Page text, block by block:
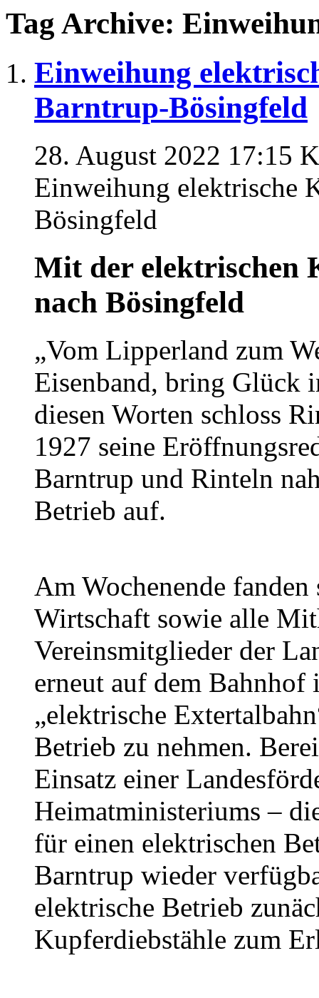
Tag Archive:
Einweihung
Barntrup-Bösingfeld
28. August 2022 17:15
Einweihung elektrische
Bösingfeld
Mit der elektrischen
nach Bösingfeld
„Vom Lipperland zum
Eisenband, bring Glück
diesen Worten schloss
1927 seine
Barntrup und Rinteln
Betrieb auf.
Am Wochenende
Wirtschaft sowie alle
Vereinsmitglieder der
erneut auf dem
„elektrische
Betrieb zu nehmen.
Einsatz einer
Heimatministeriums –
für einen elektrischen
Barntrup wieder
elektrische Betrieb
Kupferdiebstähle zum